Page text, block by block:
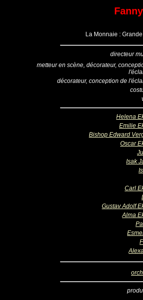
La Monnaie :
directeur
metteur en scène, décorateur,
décorateur, conception de
Helena
Emilie
Bishop Edward
Oscar
Isak
Carl
Gustav Adolf
Alma